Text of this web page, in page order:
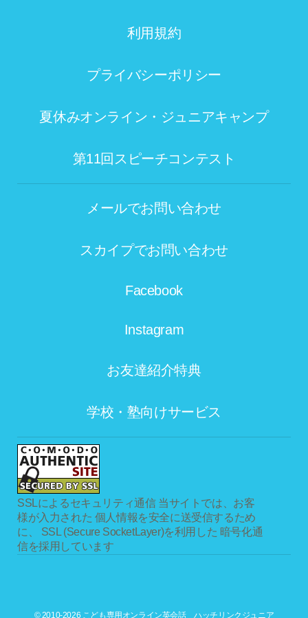
利用規約
プライバシーポリシー
夏休みオンライン・ジュニアキャンプ
第11回スピーチコンテスト
メールでお問い合わせ
スカイプでお問い合わせ
Facebook
Instagram
お友達紹介特典
学校・塾向けサービス
SSLによるセキュリティ通信 当サイトでは、お客
様が入力された 個人情報を安全に送受信するため
に、 SSL (Secure SocketLayer)を利用した 暗号化通
信を採用しています
© 2010-2026 こども専用オンライン英会話 ハッチリンクジュニア